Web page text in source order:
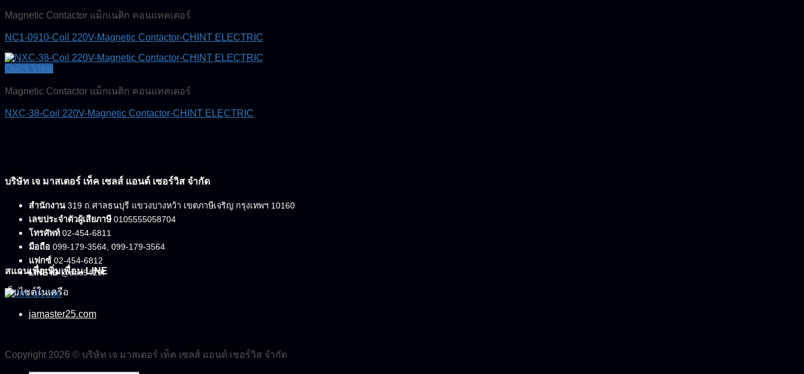
Magnetic Contactor แม็กเนติก คอนแทคเตอร์
NC1-0910-Coil 220V-Magnetic Contactor-CHINT ELECTRIC
Quick View
Magnetic Contactor แม็กเนติก คอนแทคเตอร์
NXC-38-Coil 220V-Magnetic Contactor-CHINT ELECTRIC
บริษัท เจ มาสเตอร์ เท็ค เซลส์ แอนด์ เซอร์วิส จำกัด
สำนักงาน 319 ถ.ศาลธนบุรี แขวงบางหว้า เขตภาษีเจริญ กรุงเทพฯ 10160
เลขประจำตัวผู้เสียภาษี0105555058704
โทรศัพท์02-454-6811
มือถือ 099-179-3564, 099-179-3564
แฟกซ์ 02-454-6812
LINE ID@dac9429f
สแกนเพื่อเพิ่มเพื่อน LINE
เว็บไซต์ในเครือ
jamaster25.com
Copyright 2026 © บริษัท เจ มาสเตอร์ เท็ค เซลส์ แอนด์ เซอร์วิส จำกัด